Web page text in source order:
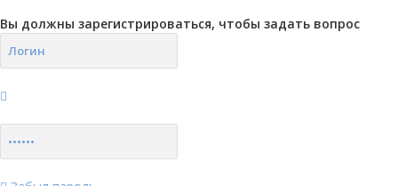
Вы должны зарегистрироваться, чтобы задать вопрос